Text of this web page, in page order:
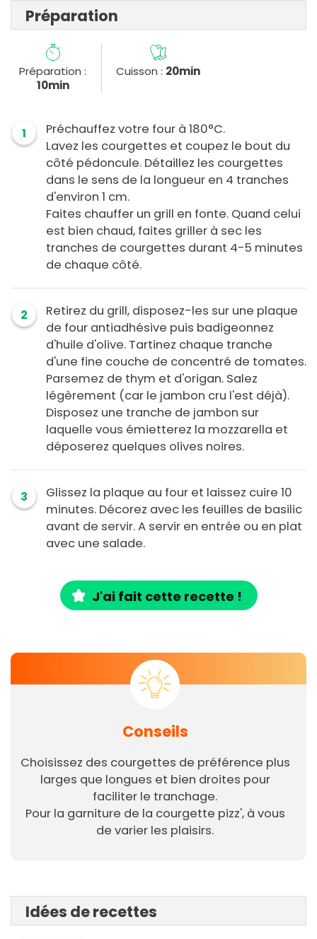
Préparation
Préparation :
10min
Cuisson : 20min
1
Préchauffez votre four à 180°C.
Lavez les courgettes et coupez le bout du
côté pédoncule. Détaillez les courgettes
dans le sens de la longueur en 4 tranches
d'environ 1 cm.
Faites chauffer un grill en fonte. Quand celui
est bien chaud, faites griller à sec les
tranches de courgettes durant 4-5 minutes
de chaque côté.
2
Retirez du grill, disposez-les sur une plaque
de four antiadhésive puis badigeonnez
d'huile d'olive. Tartinez chaque tranche
d'une fine couche de concentré de tomates.
Parsemez de thym et d'origan. Salez
légèrement (car le jambon cru l'est déjà).
Disposez une tranche de jambon sur
laquelle vous émietterez la mozzarella et
déposerez quelques olives noires.
3
Glissez la plaque au four et laissez cuire 10
minutes. Décorez avec les feuilles de basilic
avant de servir. A servir en entrée ou en plat
avec une salade.
J'ai fait cette recette !
Conseils
Choisissez des courgettes de préférence plus
larges que longues et bien droites pour
faciliter le tranchage.
Pour la garniture de la courgette pizz', à vous
de varier les plaisirs.
Idées de recettes